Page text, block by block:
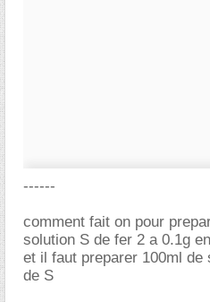
------
comment fait on pour
solution S de fer 2 a 0.1g
et il faut preparer 100ml de
de S